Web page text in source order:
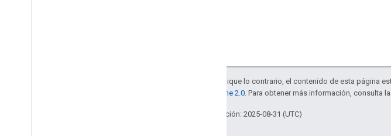
Salvo que se indique lo contrario, el contenido de esta página
licencia Apache 2.0 . Para obtener más información, consulta
Última actualización: 2025-08-31 (UTC)